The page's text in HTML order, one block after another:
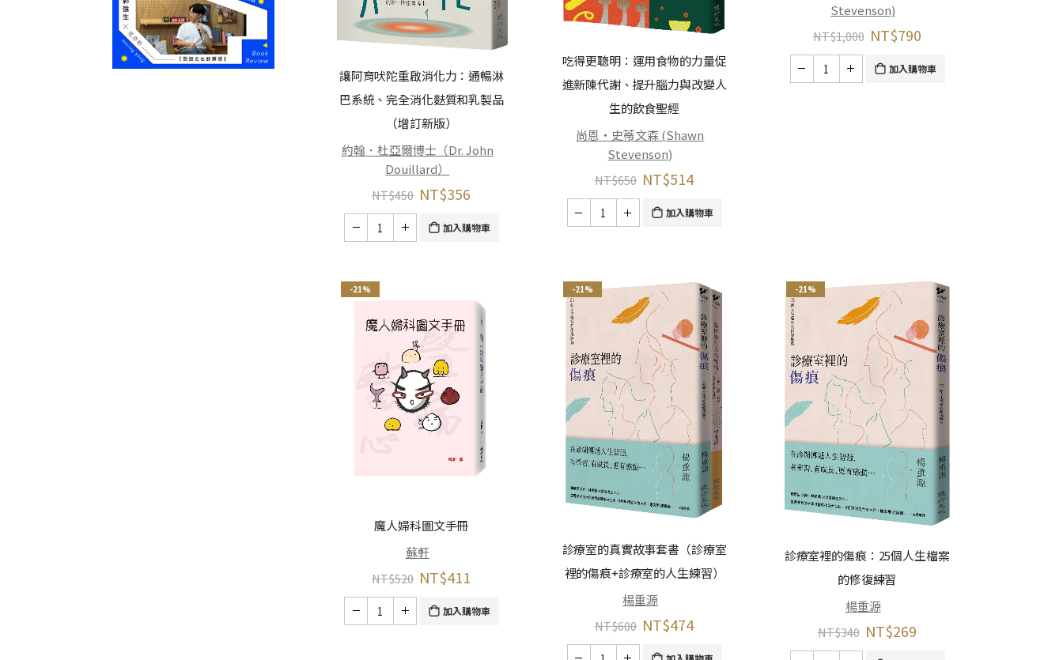
讓阿育吠陀重啟消化力：通暢淋
巴系統、完全消化麩質和乳製品
（增訂新版）
約翰．杜亞爾博士（Dr. John
Douillard）
NT$450 NT$356
加入購物車
吃得更聰明：運用食物的力量促
進新陳代謝、提升腦力與改變人
生的飲食聖經
尚恩・史蒂文森 (Shawn
Stevenson)
NT$650 NT$514
加入購物車
Stevenson)
NT$1,000 NT$790
加入購物車
-21%
魔人婦科圖文手冊
蘇軒
NT$520 NT$411
加入購物車
-21%
診療室的真實故事套書（診療室
裡的傷痕+診療室的人生練習）
楊重源
NT$600 NT$474
-21%
診療室裡的傷痕：25個人生檔案
的修復練習
楊重源
NT$340 NT$269